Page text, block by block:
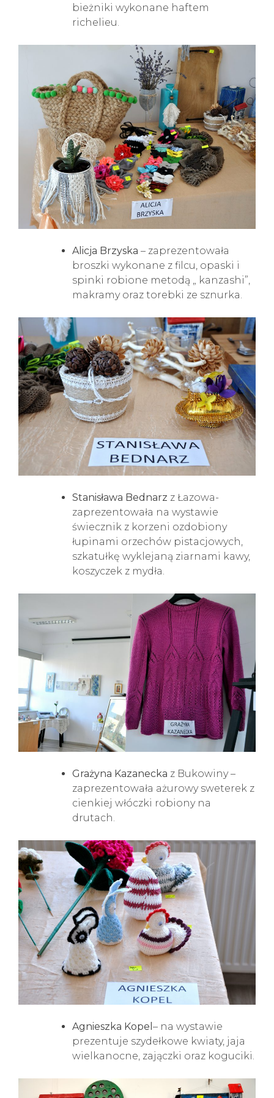
bieżniki wykonane haftem
richelieu.
Alicja Brzyska – zaprezentowała
broszki wykonane z filcu, opaski i
spinki robione metodą „ kanzashi”,
makramy oraz torebki ze sznurka.
Stanisława Bednarz z Łazowa-
zaprezentowała na wystawie
świecznik z korzeni ozdobiony
łupinami orzechów pistacjowych,
szkatułkę wyklejaną ziarnami kawy,
koszyczek z mydła.
Grażyna Kazanecka z Bukowiny –
zaprezentowała ażurowy sweterek z
cienkiej włóczki robiony na
drutach.
Agnieszka Kopel – na wystawie
prezentuje szydełkowe kwiaty, jaja
wielkanocne, zajączki oraz koguciki.